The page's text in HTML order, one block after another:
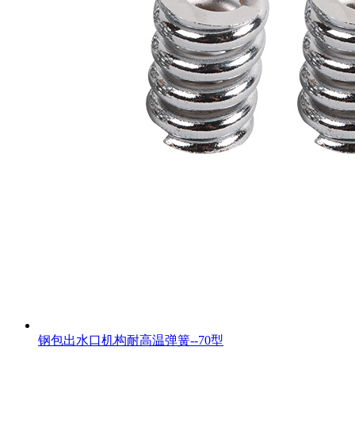
钢包出水口机构耐高温弹簧--70型